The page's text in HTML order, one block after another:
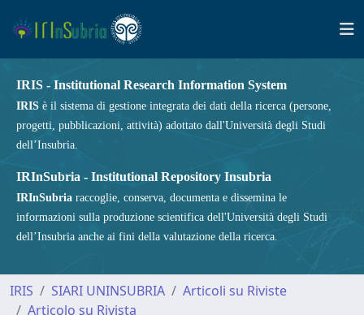
IRIS - Institutional Research Information System
IRIS è il sistema di gestione integrata dei dati della ricerca (persone,
progetti, pubblicazioni, attività) adottato dall'Università degli Studi
dell’Insubria.
IRInSubria - Institutional Repository Insubria
IRInSubria raccoglie, conserva, documenta e dissemina le
informazioni sulla produzione scientifica dell'Università degli Studi
dell’Insubria anche ai fini della valutazione della ricerca.
IRIS SIARI UNINSUBRIA
Articoli su Riviste
Articolo su Rivista